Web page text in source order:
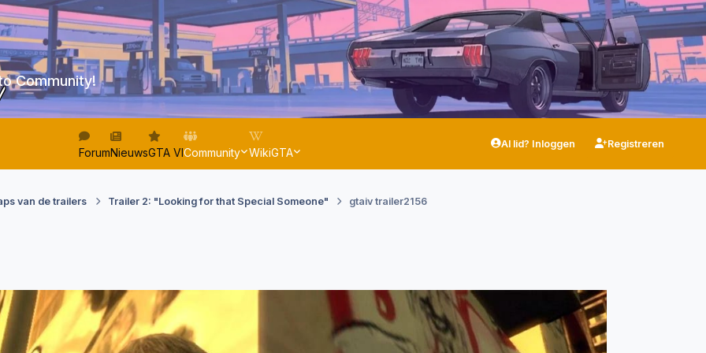
Community!
ForumNieuwsGTA VICommunity WikiGTA
Al lid? Inloggen Registreren
van de trailers Trailer 2: "Looking for that Special Someone" gtaiv trailer2156